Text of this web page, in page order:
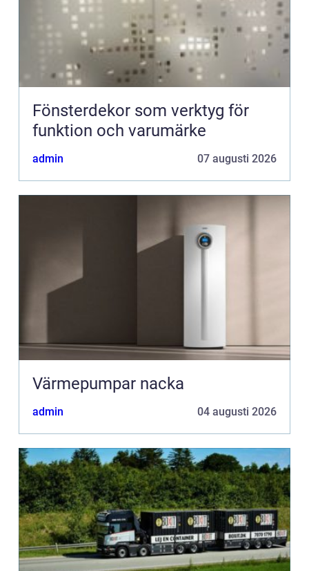
Fönsterdekor som verktyg för
funktion och varumärke
admin 07 augusti 2026
Värmepumpar nacka
admin 04 augusti 2026